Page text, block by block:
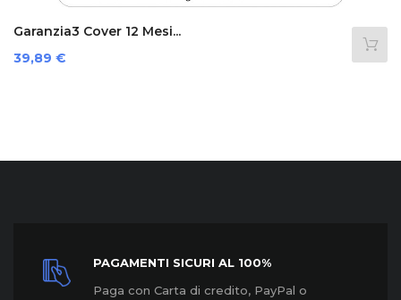
Garanzia3 Cover 12 Mesi...
Prezzo
39,89 €
PAGAMENTI SICURI AL 100%
Paga con Carta di credito, PayPal o